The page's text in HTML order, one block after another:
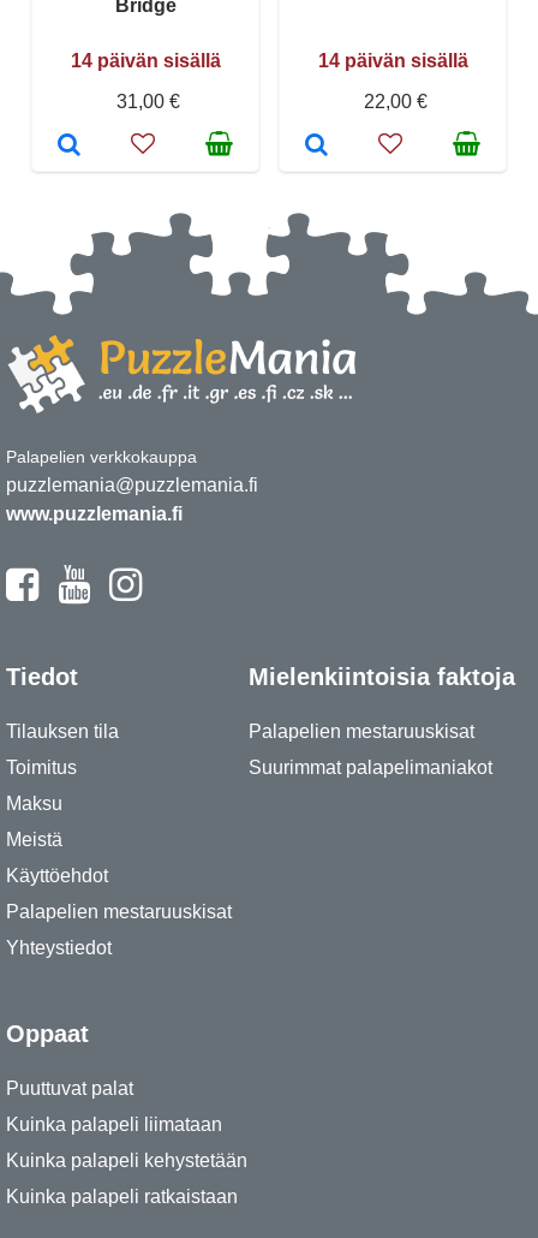
Bridge
14 päivän sisällä
31,00 €
14 päivän sisällä
22,00 €
Palapelien verkkokauppa
puzzlemania@puzzlemania.fi
www.puzzlemania.fi
Tiedot
Tilauksen tila
Toimitus
Maksu
Meistä
Käyttöehdot
Palapelien mestaruuskisat
Yhteystiedot
Mielenkiintoisia faktoja
Palapelien mestaruuskisat
Suurimmat palapelimaniakot
Oppaat
Puuttuvat palat
Kuinka palapeli liimataan
Kuinka palapeli kehystetään
Kuinka palapeli ratkaistaan